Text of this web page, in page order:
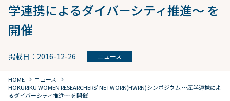
学連携によるダイバーシティ推進～ を
開催
掲載日：2016-12-26 ニュース
HOME chevron_right ニュース chevron_right
HOKURIKU WOMEN RESEARCHERS’ NETWORK(HWRN)シンポジウム ～産学連携によ
るダイバーシティ推進～ を開催